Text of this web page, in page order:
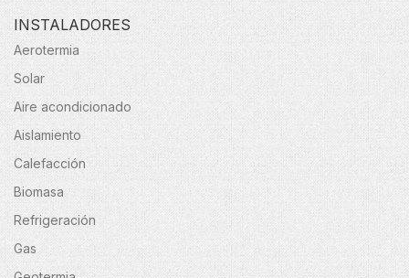
INSTALADORES
Aerotermia
Solar
Aire acondicionado
Aislamiento
Calefacción
Biomasa
Refrigeración
Gas